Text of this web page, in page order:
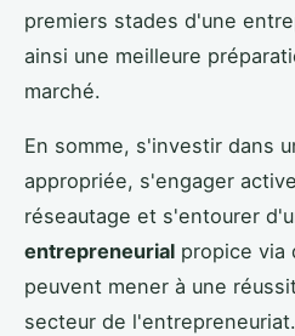
premiers stades d'une
ainsi une meilleure
marché.
En somme, s'investir dans
appropriée, s'engager
réseautage et s'entourer
entrepreneurial propice via
peuvent mener à une
secteur de l'entrepreneuriat.